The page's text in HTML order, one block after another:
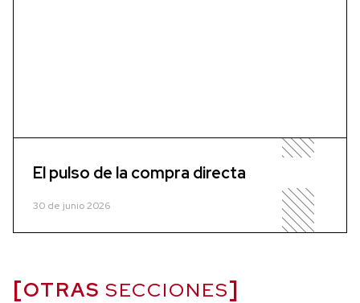
El pulso de la compra directa
30 de junio 2026
OTRAS SECCIONES